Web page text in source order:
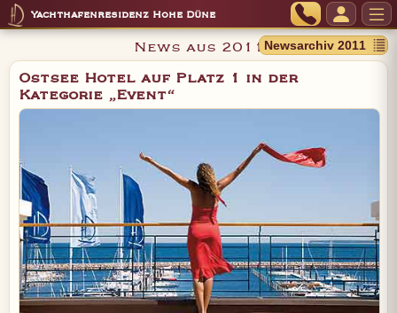
Yachthafenresidenz Hohe Düne
News aus 2011
Ostsee Hotel auf Platz 1 in der
Kategorie „Event“